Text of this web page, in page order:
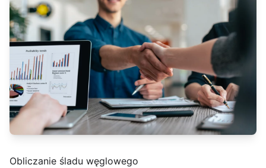
Obliczanie śladu węglowego